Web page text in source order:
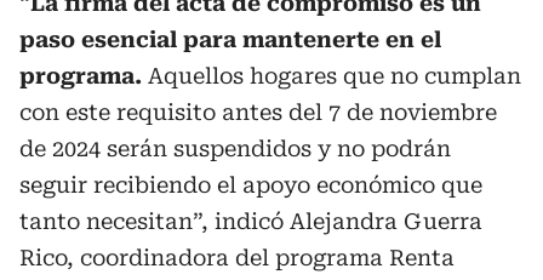
paso esencial para mantenerte en el
programa. Aquellos hogares que no cumplan
con este requisito antes del 7 de noviembre
de 2024 serán suspendidos y no podrán
seguir recibiendo el apoyo económico que
tanto necesitan”, indicó Alejandra Guerra
Rico, coordinadora del programa Renta